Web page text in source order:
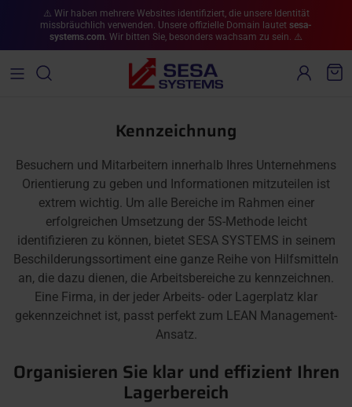
Direkt zum Inhalt
⚠️ Wir haben mehrere Websites identifiziert, die unsere Identität
missbräuchlich verwenden. Unsere offizielle Domain lautet sesa-
systems.com . Wir bitten Sie, besonders wachsam zu sein. ⚠️
Konto
Kennzeichnung
Besuchern und Mitarbeitern innerhalb Ihres Unternehmens
Orientierung zu geben und Informationen mitzuteilen ist
extrem wichtig. Um alle Bereiche im Rahmen einer
erfolgreichen Umsetzung der 5S-Methode leicht
identifizieren zu können, bietet SESA SYSTEMS in seinem
Beschilderungssortiment eine ganze Reihe von Hilfsmitteln
an, die dazu dienen, die Arbeitsbereiche zu kennzeichnen.
Eine Firma, in der jeder Arbeits- oder Lagerplatz klar
gekennzeichnet ist, passt perfekt zum LEAN Management-
Ansatz.
Organisieren Sie klar und effizient Ihren
Lagerbereich